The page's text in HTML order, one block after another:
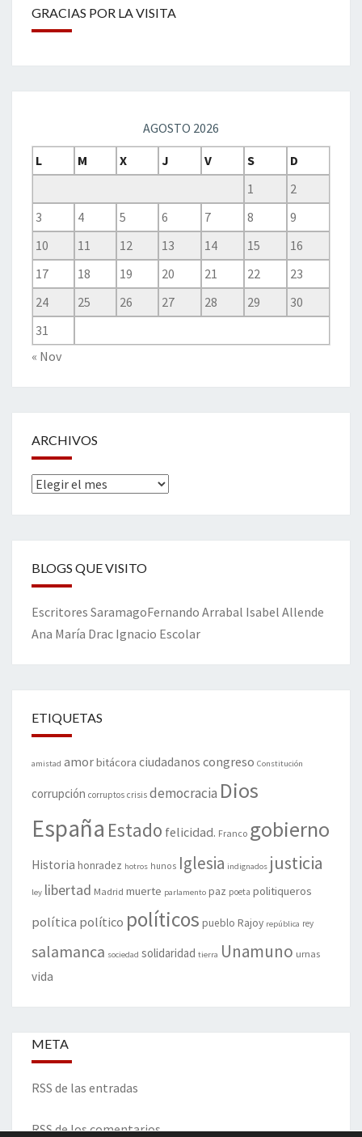
GRACIAS POR LA VISITA
AGOSTO 2026
L
M X J V S
D
1
2
3
4 5 6 7 8
9
10
11 12 13 14 15
16
17
18 19 20 21 22
23
24
25 26 27 28 29
30
31
« Nov
ARCHIVOS
Archivos
BLOGS QUE VISITO
Escritores SaramagoFernando Arrabal Isabel Allende
Ana María Drac Ignacio Escolar
ETIQUETAS
amistad amorbitácora ciudadanos congreso Constitución
corrupción corruptos crisis democracia Dios
España Estado felicidad. Franco gobierno
Historia honradez hotros hunos Iglesia indignados justicia
ley libertad Madrid muerte parlamento paz poeta politiqueros
política político políticos pueblo Rajoy república rey
salamanca sociedad solidaridad tierra Unamuno urnas
vida
META
RSS de las entradas
RSS de los comentarios